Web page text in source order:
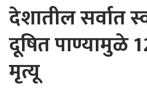
देशातील सर्वात
दूषित पाण्यामुळे
मृत्यू